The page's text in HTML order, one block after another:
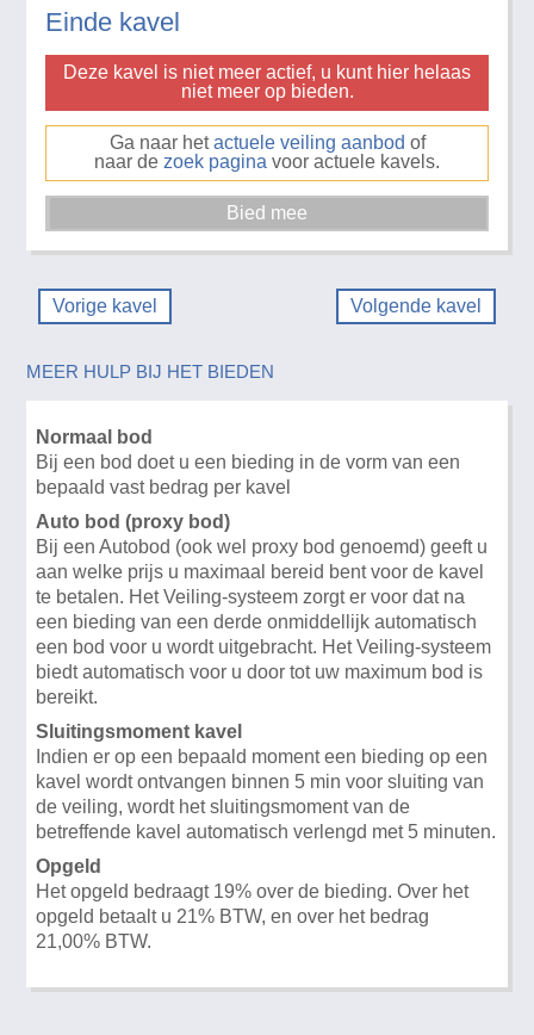
Einde kavel
Deze kavel is niet meer actief, u kunt hier helaas
niet meer op bieden.
Ga naar hetactuele veiling aanbod of
naar de zoek pagina voor actuele kavels.
Vorige kavel Volgende kavel
MEER HULP BIJ HET BIEDEN
Normaal bod
Bij een bod doet u een bieding in de vorm van een
bepaald vast bedrag per kavel
Auto bod (proxy bod)
Bij een Autobod (ook wel proxy bod genoemd) geeft u
aan welke prijs u maximaal bereid bent voor de kavel
te betalen. Het Veiling-systeem zorgt er voor dat na
een bieding van een derde onmiddellijk automatisch
een bod voor u wordt uitgebracht. Het Veiling-systeem
biedt automatisch voor u door tot uw maximum bod is
bereikt.
Sluitingsmoment kavel
Indien er op een bepaald moment een bieding op een
kavel wordt ontvangen binnen 5 min voor sluiting van
de veiling, wordt het sluitingsmoment van de
betreffende kavel automatisch verlengd met 5 minuten.
Opgeld
Het opgeld bedraagt 19% over de bieding. Over het
opgeld betaalt u 21% BTW, en over het bedrag
21,00% BTW.